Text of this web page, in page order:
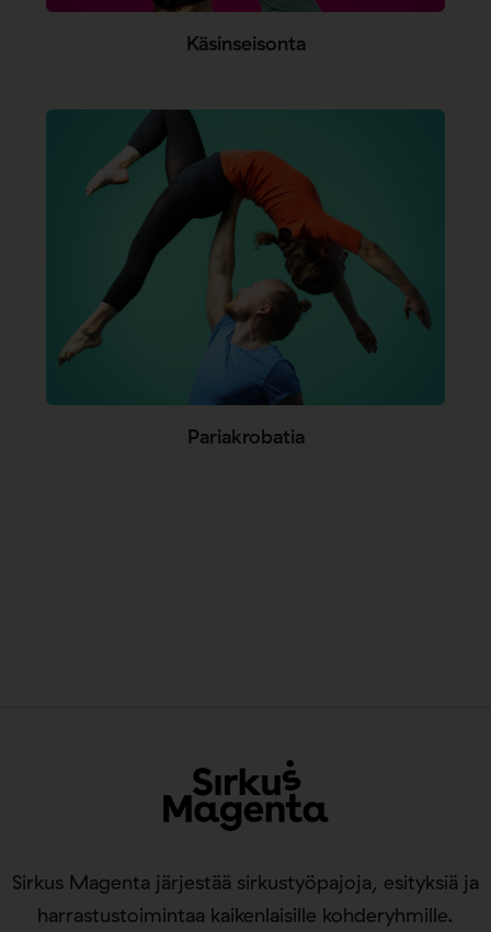
Käsinseisonta
Pariakrobatia
Sirkus Magenta järjestää sirkustyöpajoja, esityksiä ja
harrastustoimintaa kaikenlaisille kohderyhmille.